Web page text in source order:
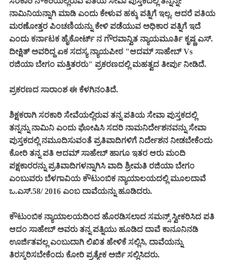
ನಾಮಿನಿಯನ್ನಾಗಿ ಮಾಡಿ ಎಂದು ಕೇಳುವ ಹಕ್ಕು ಪತ್ನಿಗೆ ಇಲ್ಲ. ಆದರೆ ಪತಿಯ
ಮರಣೋತ್ತರ ಪಿಂಚಣಿಯನ್ನು ಕೇಳಿ ಪಡೆಯುವ ಅಧಿಕಾರ ಪತ್ನಿಗೆ ಇದೆ
ಎಂದು ಕರ್ನಾಟಕ ಹೈಕೋರ್ಟ್ ನ ಗೌರವಾನ್ವಿತ ನ್ಯಾಯಮೂರ್ತಿ ಕೃಷ್ಣ ಎಸ್.
ದೀಕ್ಷಿತ್ ಅವರಿದ್ದ ಏಕ ಸದಸ್ಯ ನ್ಯಾಯಪೀಠ "ಆದಮ್ ಸಾಹೇಬ್ Vs
ರಜಿಯಾ ಬೇಗಂ ಮತ್ತಿತರರು" ಪ್ರಕರಣದಲ್ಲಿ ಮಹತ್ವದ ತೀರ್ಪು ನೀಡಿದೆ.
ಪ್ರಕರಣದ ಸಾರಾಂಶ ಈ ಕೆಳಗಿನಂತಿದೆ.
ಶಿಕ್ಷಕರಾಗಿ ಸರಕಾರಿ ಸೇವೆಯಲ್ಲಿರುವ ತನ್ನ ಪತಿಯ ಸೇವಾ ಪುಸ್ತಕದಲ್ಲಿ
ತನ್ನನ್ನು ನಾಮಿನಿ ಎಂದು ಘೋಷಿಸಿ ಸದರಿ ನಾಮನಿರ್ದೇಶನವನ್ನು ಸೇವಾ
ಪುಸ್ತಕದಲ್ಲಿ ನಮೂದಿಸುವಂತೆ ಪ್ರತಿವಾದಿಗಳಿಗೆ ನಿರ್ದೇಶನ ನೀಡಬೇಕೆಂದು
ಕೋರಿ ತನ್ನ ಪತಿ ಆದಮ್ ಸಾಹೇಬ್ ಹಾಗೂ ಇತರ ಆರು ಮಂದಿ
ಪಕ್ಷಕಾರರನ್ನು ಪ್ರತಿವಾದಿಗಳನ್ನಾಗಿಸಿ ವಾದಿ ಶ್ರೀಮತಿ ರಜಿಯಾ ಬೇಗಂ
ಎಂಬುವರು ಬೆಳಗಾವಿಯ ಕೌಟುಂಬಿಕ ನ್ಯಾಯಾಲಯದಲ್ಲಿ ಮೂಲದಾವೆ
ಒ.ಎಸ್.58/ 2016 ಎಂಬ ದಾವೆಯನ್ನು ಹೂಡಿದರು.
ಕೌಟುಂಬಿಕ ನ್ಯಾಯಾಲಯದಿಂದ ಹೊರಡಿಸಲಾದ ಸಮನ್ಸ್ ಸ್ವೀಕರಿಸಿದ ಪತಿ
ಆದಂ ಸಾಹೇಬ್ ಅವರು ತನ್ನ ಪತ್ನಿಯು ಹೂಡಿದ ದಾವೆ ಕಾನೂನಿನಡಿ
ಊರ್ಜಿತವಲ್ಲ ಎಂಬುದಾಗಿ ಲಿಖಿತ ಹೇಳಿಕೆ ಸಲ್ಲಿಸಿ, ದಾವೆಯನ್ನು
ತಿರಸ್ಕರಿಸಬೇಕೆಂದು ಕೋರಿ ಪ್ರತ್ಯೇಕ ಅರ್ಜಿ ಸಲ್ಲಿಸಿದರು.